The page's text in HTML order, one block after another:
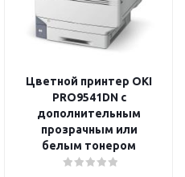
Цветной принтер OKI
PRO9541DN с
дополнительным
прозрачным или
белым тонером